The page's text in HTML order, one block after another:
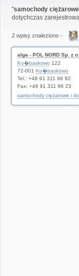
"samochody
dotychczas
2 wpisy znaleziono -
alga - POL NORD Sp. z
Ko�baskowo 122
72-001 Ko�baskowo
Tel.: +48 91 311 96 92
Fax: +48 91 311 96 23
samochody ciężarowe i